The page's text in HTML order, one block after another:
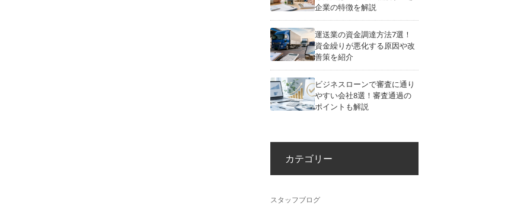
企業の特徴を解説
運送業の資金調達方法7選！
資金繰りが悪化する原因や改
善策を紹介
ビジネスローンで審査に通り
やすい会社8選！審査通過の
ポイントも解説
カテゴリー
スタッフブログ